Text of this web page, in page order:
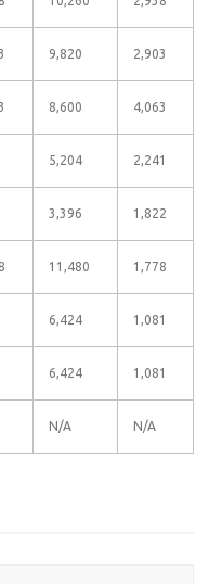
9,820 2,903
8,600 4,063
5,204 2,241
3,396 1,822
11,480 1,778
6,424 1,081
6,424 1,081
N/A N/A